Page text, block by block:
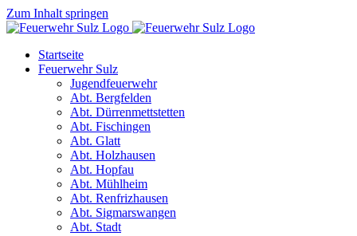
Zum Inhalt springen
Startseite
Feuerwehr Sulz
Jugendfeuerwehr
Abt. Bergfelden
Abt. Dürrenmettstetten
Abt. Fischingen
Abt. Glatt
Abt. Holzhausen
Abt. Hopfau
Abt. Mühlheim
Abt. Renfrizhausen
Abt. Sigmarswangen
Abt. Stadt